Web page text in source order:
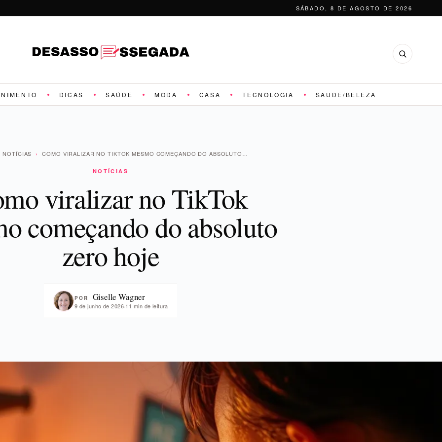
SÁBADO, 8 DE AGOSTO DE 2026
DICAS SAÚDE MODA CASA TECNOLOGIA SAUDE/BELEZA
NOTÍCIAS › COMO VIRALIZAR NO TIKTOK MESMO COMEÇANDO DO ABSOLUTO…
NOTÍCIAS
viralizar no TikTok
começando do absoluto
zero hoje
POR Giselle Wagner
9 de junho de 2026·11 min de leitura